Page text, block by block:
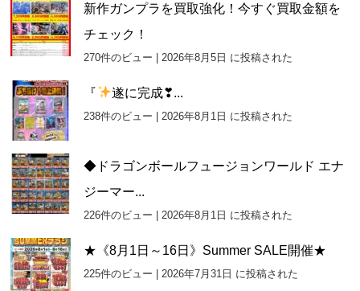
新作ガンプラを買取強化！今すぐ買取金額を
チェック！
270件のビュー | 2026年8月5日 に投稿された
『 遂に完成❣...
238件のビュー | 2026年8月1日 に投稿された
◆ドラゴンボールフュージョンワールド エナ
ジーマー...
226件のビュー | 2026年8月1日 に投稿された
★《8月1日～16日》Summer SALE開催★
225件のビュー | 2026年7月31日 に投稿された